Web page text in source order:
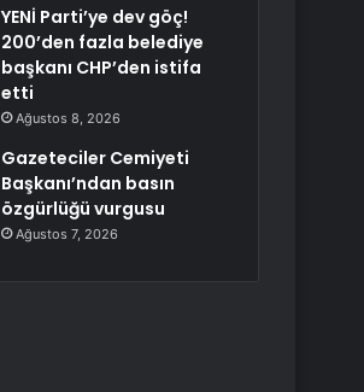
YENİ Parti’ye dev göç!
200’den fazla belediye
başkanı CHP’den istifa
etti
Ağustos 8, 2026
Gazeteciler Cemiyeti
Başkanı’ndan basın
özgürlüğü vurgusu
Ağustos 7, 2026